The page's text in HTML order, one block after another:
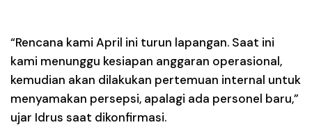
“Rencana kami April ini turun lapangan. Saat ini
kami menunggu kesiapan anggaran operasional,
kemudian akan dilakukan pertemuan internal untuk
menyamakan persepsi, apalagi ada personel baru,”
ujar Idrus saat dikonfirmasi.